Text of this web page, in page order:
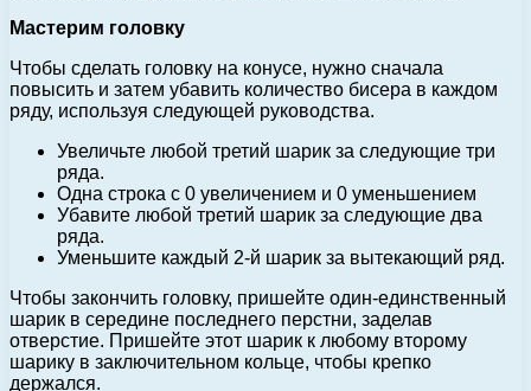
Мастерим головку
Чтобы сделать головку на конусе, нужно сначала
повысить и затем убавить количество бисера в каждом
ряду, используя следующей руководства.
Увеличьте любой третий шарик за следующие три
ряда.
Одна строка с 0 увеличением и 0 уменьшением
Убавите любой третий шарик за следующие два
ряда.
Уменьшите каждый 2-й шарик за вытекающий ряд.
Чтобы закончить головку, пришейте один-единственный
шарик в середине последнего перстни, заделав
отверстие. Пришейте этот шарик к любому второму
шарику в заключительном кольце, чтобы крепко
держался.